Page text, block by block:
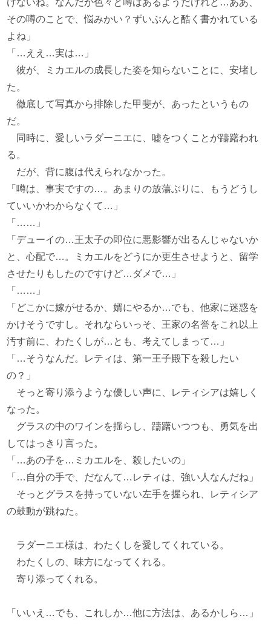
けないね。なんだか色々と噂はあるようだけれど…ああ、
その噂のことで、悩みかい？ずいぶんと酷く書かれている
よね」
「…ええ…実は…」
彼が、ミカエルの成長した姿を知らないことに、安堵し
た。
徹底して写真から排除した甲斐が、あったというもの
だ。
同時に、愛しいラダーニエに、嘘をつくことが躊躇われ
る。
だが、背に腹は代えられなかった。
「噂は、事実ですの…。あまりの放蕩ぶりに、もうどうし
ていいかわからなくて…」
「……」
「デューイの…王太子の即位に悪影響が出るんじゃないか
と、心配で…。ミカエルをどうにか更生させようと、留学
させたりもしたのですけど…ダメで…」
「……」
「どこかに嫁がせるか、婿にやるか…でも、他家に迷惑を
かけそうですし。それならいっそ、王家の名誉をこれ以上
汚す前に、わたくしが…とも、考えてしまって…」
「…そうなんだ。レティは、第一王子殿下を殺したい
の？」
そっと寄り添うような優しい声に、レティシアは嬉しく
なった。
グラスの中のワインを揺らし、躊躇いつつも、勇気を出
してはっきり言った。
「…あの子を…ミカエルを、殺したいの」
「…自分の手で、だなんて…レティは、強い人なんだね」
そっとグラスを持っていない左手を握られ、レティシア
の鼓動が跳ねた。
ラダーニエ様は、わたくしを愛してくれている。
わたくしの、味方になってくれる。
寄り添ってくれる。
「いいえ…でも、これしか…他に方法は、あるかしら…」